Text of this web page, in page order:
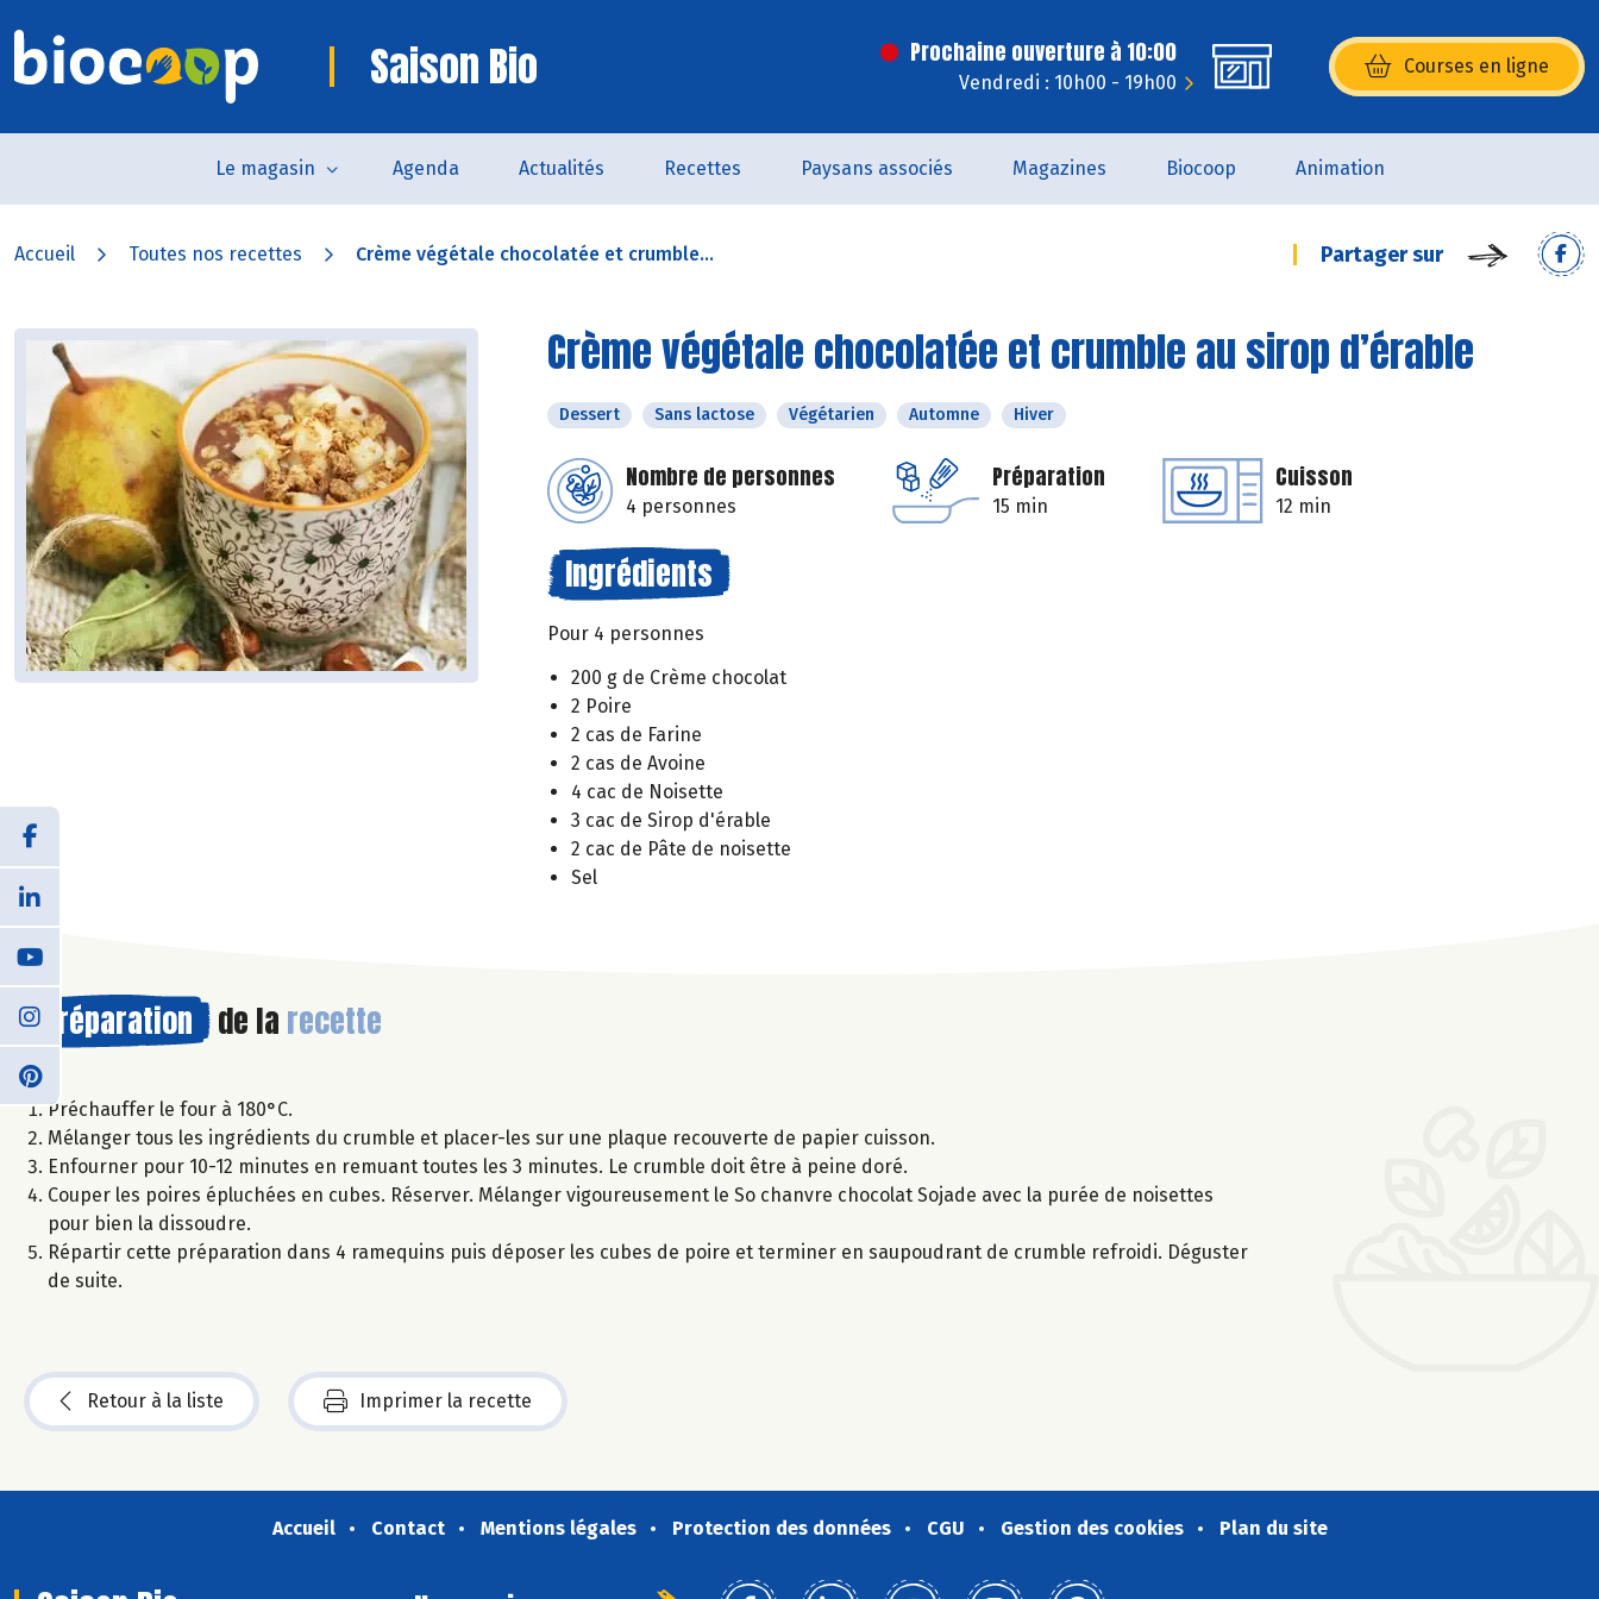
Saison Bio Prochaine ouverture à 10:00
Vendredi : 10h00 - 19h00
Courses en ligne
(s’ouvre dans une nouvelle
Le magasin Agenda Actualités Recettes Paysans associés Magazines Biocoop Animation
Accueil Toutes nos recettes Crème végétale chocolatée et crumble... Partager sur
Crème végétale chocolatée et crumble au sirop d’érable
Dessert Sans lactose Végétarien Automne Hiver
Nombre de personnes
4 personnes
Préparation
15 min
Cuisson
12 min
Ingrédients
Pour 4 personnes
200 g de Crème chocolat
2 Poire
2 cas de Farine
2 cas de Avoine
4 cac de Noisette
3 cac de Sirop d'érable
2 cac de Pâte de noisette
Sel
Préparation de la recette
Préchauffer le four à 180°C.
Mélanger tous les ingrédients du crumble et placer-les sur une plaque recouverte de papier cuisson.
Enfourner pour 10-12 minutes en remuant toutes les 3 minutes. Le crumble doit être à peine doré.
Couper les poires épluchées en cubes. Réserver. Mélanger vigoureusement le So chanvre chocolat Sojade avec la purée de noisettes
pour bien la dissoudre.
Répartir cette préparation dans 4 ramequins puis déposer les cubes de poire et terminer en saupoudrant de crumble refroidi. Déguster
de suite.
Retour à la liste Imprimer la recette
Accueil Contact Mentions légales Protection des données CGU Gestion des cookies Plan du site